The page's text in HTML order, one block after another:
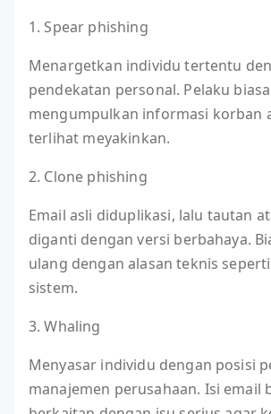
1. Spear phishing
Menargetkan individu tertentu
pendekatan personal. Pelaku
mengumpulkan informasi korban
terlihat meyakinkan.
2. Clone phishing
Email asli diduplikasi, lalu tautan
diganti dengan versi berbahaya.
ulang dengan alasan teknis
sistem.
3. Whaling
Menyasar individu dengan posisi
manajemen perusahaan. Isi email